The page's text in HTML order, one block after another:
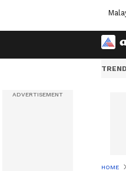
HOME